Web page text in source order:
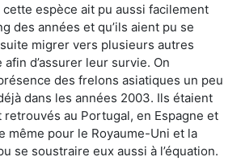
espèce ait pu aussi facilement
des années et qu’ils aient pu se
migrer vers plusieurs autres
d’assurer leur survie. On
des frelons asiatiques un peu
dans les années 2003. Ils étaient
au Portugal, en Espagne et
même pour le Royaume-Uni et la
se soustraire eux aussi à l’équation.